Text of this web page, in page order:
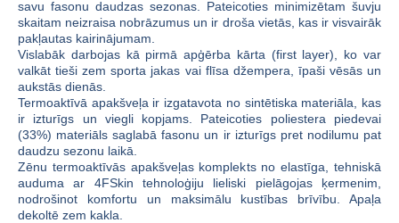
savu fasonu daudzas sezonas. Pateicoties minimizētam šuvju
skaitam neizraisa nobrāzumus un ir droša vietās, kas ir visvairāk
pakļautas kairinājumam.
Vislabāk darbojas kā pirmā apģērba kārta (first layer), ko var
valkāt tieši zem sporta jakas vai flīsa džempera, īpaši vēsās un
aukstās dienās.
Termoaktīvā apakšveļa ir izgatavota no sintētiska materiāla, kas
ir izturīgs un viegli kopjams. Pateicoties poliestera piedevai
(33%) materiāls saglabā fasonu un ir izturīgs pret nodilumu pat
daudzu sezonu laikā.
Zēnu termoaktīvās apakšveļas komplekts no elastīga, tehniskā
auduma ar 4FSkin tehnoloģiju lieliski pielāgojas ķermenim,
nodrošinot komfortu un maksimālu kustības brīvību. Apaļa
dekoltē zem kakla.